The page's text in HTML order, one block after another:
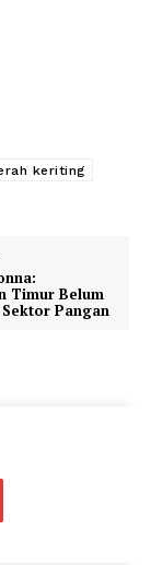
keriting
Timur Belum
Pangan